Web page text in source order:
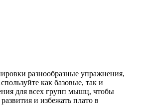
разнообразные упражнения,
как базовые, так и
для всех групп мышц, чтобы
и избежать плато в